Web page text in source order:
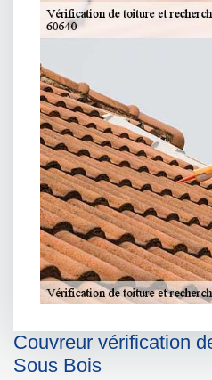
Couvreur vérification
Sous Bois